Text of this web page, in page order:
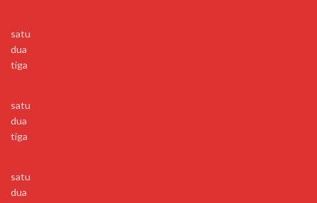
satu
dua
tiga
satu
dua
tiga
satu
dua